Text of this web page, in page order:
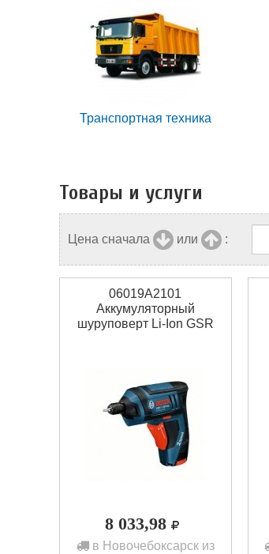
Транспортная техника
Товары и услуги
Цена сначала или :
06019A2101
Аккумуляторный
шуруповерт Li-Ion GSR
8 033,98
в Новочебоксарск из